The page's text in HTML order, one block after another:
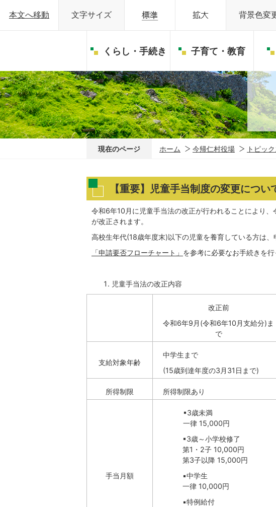
本文へ移動 文字サイズ 背景色変
くらし・手続き 子育て・教育
現在のページ ホーム 今帰仁村役場 トピッ
【重要】児童手当制度の変更につい
令和6年10月に児童手当法の改正が行われることにより
が改正されます。
高校生年代(18歳年度末)以下の児童を養育している方は、
「申請要否フローチャート」 を参考に必要なお手続きを行
児童手当法の改正内容
改正前
令和6年9月(令和6年10月支給分)ま
で
支給対象年齢
中学生まで
(15歳到達年度の3月31日まで)
所得制限 所得制限あり
手当月額
▪3歳未満
一律 15,000円
▪3歳～小学校修了
第1・2子 10,000円
第3子以降 15,000円
▪中学生
一律 10,000円
▪特例給付